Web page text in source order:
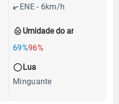
Umidade do ar
69%96%
ENE - 6km/h
Lua
Minguante